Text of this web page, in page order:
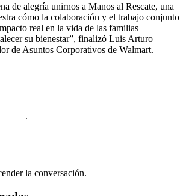
de alegría unirnos a Manos al Rescate, una
cómo la colaboración y el trabajo conjunto
real en la vida de las familias
su bienestar”, finalizó Luis Arturo
de Asuntos Corporativos de Walmart.
la conversación.